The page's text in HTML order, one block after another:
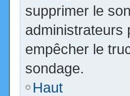
supprimer le
administrateurs
empêcher le
sondage.
Haut